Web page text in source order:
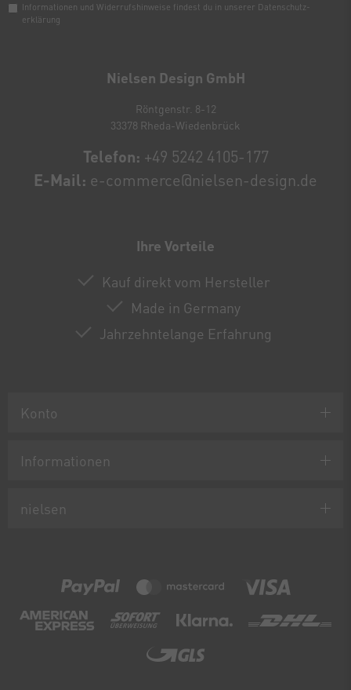
Nielsen Design GmbH
Röntgenstr. 8-12
33378 Rheda-Wiedenbrück
Telefon: +49 5242 4105-177
E-Mail: e-commerce@nielsen-design.de
Ihre Vorteile
Kauf direkt vom Hersteller
Made in Germany
Jahrzehntelange Erfahrung
Konto
Informationen
nielsen
Informationen und Widerrufshinweise findest du in unserer Daten­schutz­
erklärung